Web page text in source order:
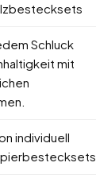
Schluck
mit
individuell